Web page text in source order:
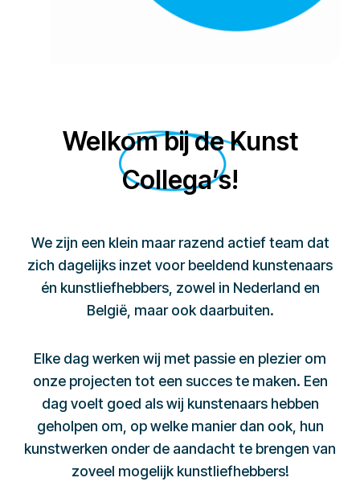
Welkom bij de Kunst
Collega’s!
We zijn een klein maar razend actief team dat
zich dagelijks inzet voor beeldend kunstenaars
én kunstliefhebbers, zowel in Nederland en
België, maar ook daarbuiten.
Elke dag werken wij met passie en plezier om
onze projecten tot een succes te maken. Een
dag voelt goed als wij kunstenaars hebben
geholpen om, op welke manier dan ook, hun
kunstwerken onder de aandacht te brengen van
zoveel mogelijk kunstliefhebbers!